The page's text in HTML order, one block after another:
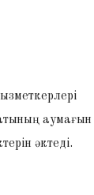
аумағын
әктеді.